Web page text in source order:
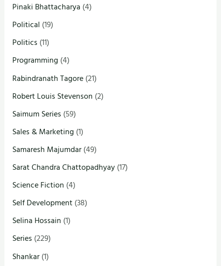
Pinaki Bhattacharya (4)
Political (19)
Politics (11)
Programming (4)
Rabindranath Tagore(21)
Robert Louis Stevenson (2)
Saimum Series (59)
Sales & Marketing (1)
Samaresh Majumdar(49)
Sarat Chandra Chattopadhyay(17)
Science Fiction (4)
Self Development(38)
Selina Hossain (1)
Series (229)
Shankar(1)